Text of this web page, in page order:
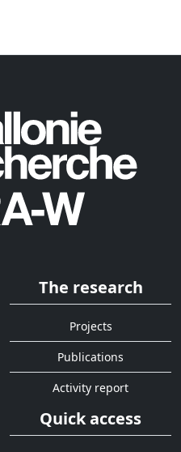
The research
Projects
Publications
Activity report
Quick access